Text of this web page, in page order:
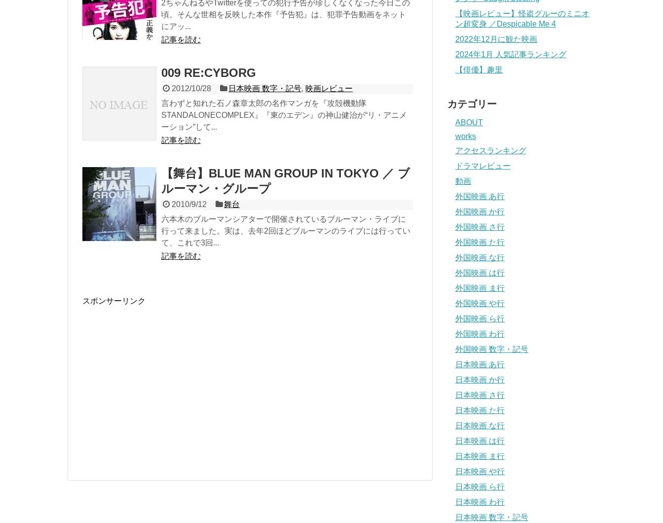
2ちゃんねるやTwitterを使っての犯行予告が珍しくなくなった今日この
頃。そんな世相を反映した本作『予告犯』は、犯罪予告動画をネット
にアッ...
記事を読む
009 RE:CYBORG
2012/10/28 日本映画 数字・記号, 映画レビュー
言わずと知れた石ノ森章太郎の名作マンガを『攻殻機動隊
STANDALONECOMPLEX』『東のエデン』の神山健治が“リ・アニメ
ーション”して...
記事を読む
【舞台】BLUE MAN GROUP IN TOKYO ／ ブ
ルーマン・グループ
2010/9/12
舞台
六本木のブルーマンシアターで開催されているブルーマン・ライブに
行って来ました。実は、去年2回ほどブルーマンのライブには行ってい
て、これで3回...
記事を読む
スポンサーリンク
【映画レビュー】怪盗グルーのミニオ
ン超変身 ／Despicable Me 4
2022年12月に観た映画
2024年1月 人気記事ランキング
【俳優】趣里
カテゴリー
ABOUT
works
アクセスランキング
ドラマレビュー
動画
外国映画 あ行
外国映画 か行
外国映画 さ行
外国映画 た行
外国映画 な行
外国映画 は行
外国映画 ま行
外国映画 や行
外国映画 ら行
外国映画 わ行
外国映画 数字・記号
日本映画 あ行
日本映画 か行
日本映画 さ行
日本映画 た行
日本映画 な行
日本映画 は行
日本映画 ま行
日本映画 や行
日本映画 ら行
日本映画 わ行
日本映画 数字・記号